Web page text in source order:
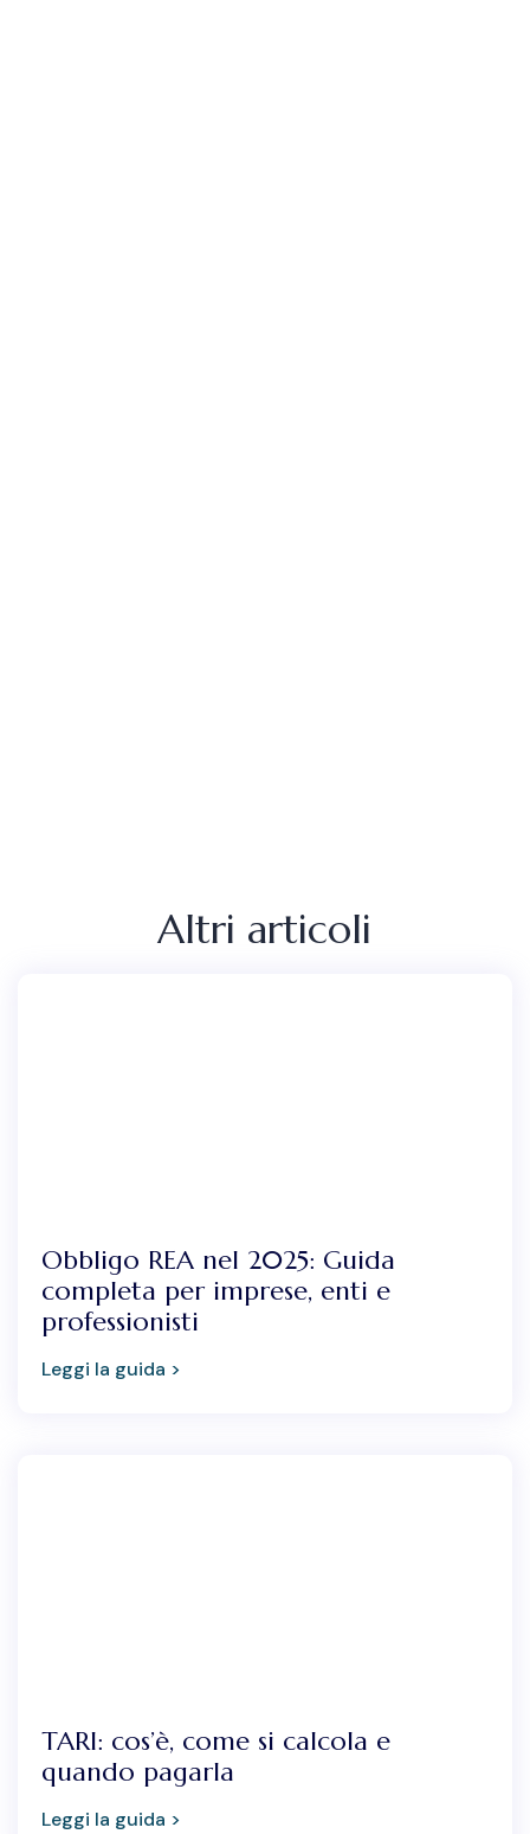
Altri articoli
Obbligo REA nel 2025: Guida
completa per imprese, enti e
professionisti
Leggi la guida >
TARI: cos’è, come si calcola e
quando pagarla
Leggi la guida >